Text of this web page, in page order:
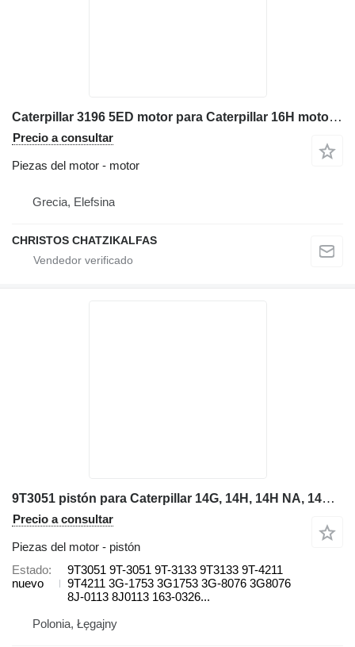
Caterpillar 3196 5ED motor para Caterpillar 16H motoniveladora
Precio a consultar
Piezas del motor - motor
Grecia, Elefsina
CHRISTOS CHATZIKALFAS
9T3051 pistón para Caterpillar 14G, 14H, 14H NA, 14M, 16G, 16H, 16H NA, 16M, 446B, 446D motoniveladora
Precio a consultar
Piezas del motor - pistón
Estado
nuevo
9T3051 9T-3051 9T-3133 9T3133 9T-4211
9T4211 3G-1753 3G1753 3G-8076 3G8076
8J-0113 8J0113 163-0326...
Polonia, Łęgajny